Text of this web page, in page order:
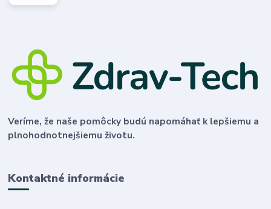
Veríme, že naše pomôcky budú napomáhať k lepšiemu a
plnohodnotnejšiemu životu.
Kontaktné informácie